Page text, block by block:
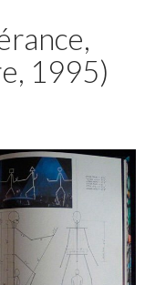
1995)